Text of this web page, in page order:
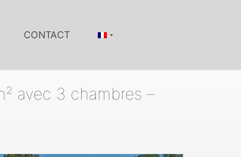
CONTACT
avec 3 chambres –